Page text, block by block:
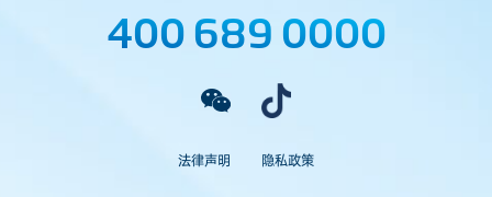
400 689 0000
法律声明 隐私政策